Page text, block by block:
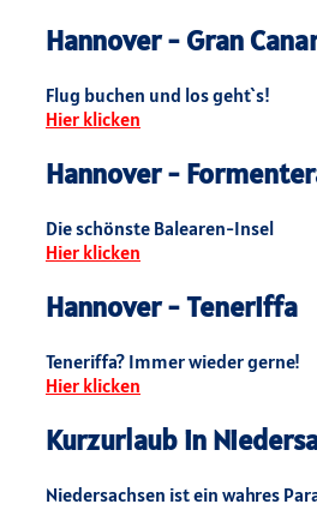
Hannover - Gran
Flug buchen und los geht`s!
Hier klicken
Hannover -
Die schönste Balearen-Insel
Hier klicken
Hannover - Teneriffa
Teneriffa? Immer wieder gerne!
Hier klicken
Kurzurlaub in
Niedersachsen ist ein wahres